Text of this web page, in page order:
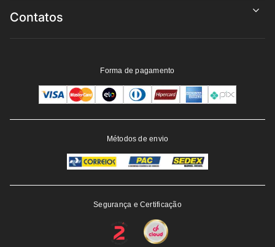
Contatos
Forma de pagamento
Métodos de envio
Segurança e Certificação